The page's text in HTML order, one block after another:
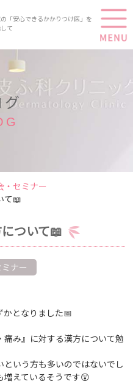
「安心できるかかりつけ医」を
て
グ
・セミナー
て📖
ついて📖
ナー
かとなりました📅
み』に対する漢方について勉
いう方も多いのではないでし
増えているそうです😲